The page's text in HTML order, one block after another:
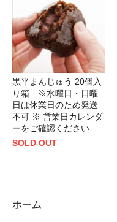
黒平まんじゅう 20個入
り箱 ※水曜日・日曜
日は休業日のため発送
不可 ※ 営業日カレンダ
ーをご確認ください
SOLD OUT
ホーム